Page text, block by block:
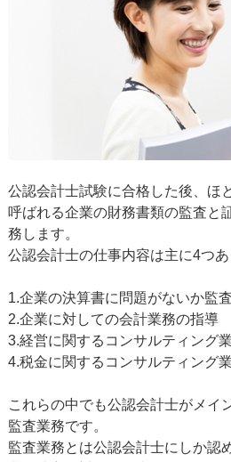
公認会計士試験に合格した後、ほ
呼ばれる企業の財務書類の監査と
務します。
公認会計士の仕事内容は主に4つあ
1.企業の決算書に問題がないか監査
2.企業に対しての会計業務の指導
3.経営に関するコンサルティング
4.税金に関するコンサルティング
これらの中でも公認会計士がメイ
監査業務です。
監査業務とは公認会計士にしか認